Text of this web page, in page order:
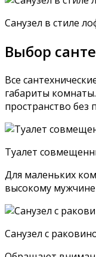
Санузел в стиле
Выбор
Все
габариты
пространство без
Туалет
Для маленьких
высокому
Санузел с